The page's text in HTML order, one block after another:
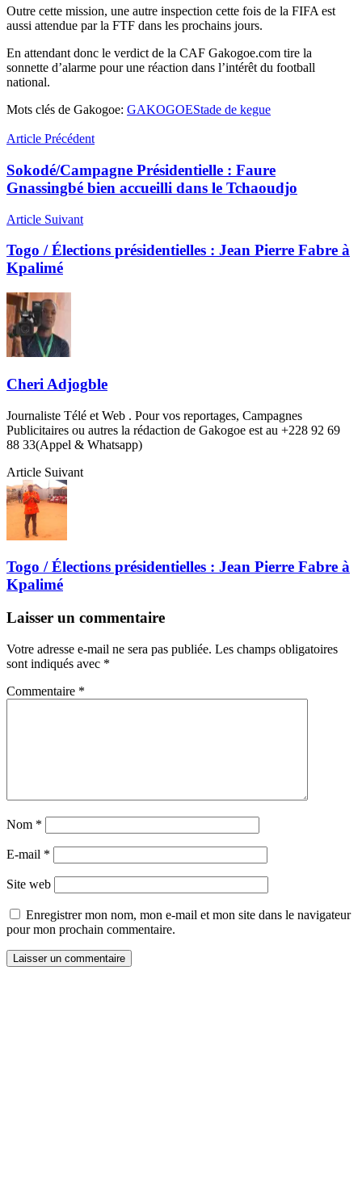
Outre cette mission, une autre inspection cette fois de la FIFA est
aussi attendue par la FTF dans les prochains jours.
En attendant donc le verdict de la CAF Gakogoe.com tire la
sonnette d’alarme pour une réaction dans l’intérêt du football
national.
Mots clés de Gakogoe: GAKOGOEStade de kegue
Article Précédent
Sokodé/Campagne Présidentielle : Faure
Gnassingbé bien accueilli dans le Tchaoudjo
Article Suivant
Togo / Élections présidentielles : Jean Pierre Fabre à
Kpalimé
Cheri Adjogble
Journaliste Télé et Web . Pour vos reportages, Campagnes
Publicitaires ou autres la rédaction de Gakogoe est au +228 92 69
88 33(Appel & Whatsapp)
Article Suivant
Togo / Élections présidentielles : Jean Pierre Fabre à
Kpalimé
Laisser un commentaire
Votre adresse e-mail ne sera pas publiée. Les champs obligatoires
sont indiqués avec *
Commentaire *
Nom *
E-mail *
Site web
Enregistrer mon nom, mon e-mail et mon site dans le navigateur
pour mon prochain commentaire.